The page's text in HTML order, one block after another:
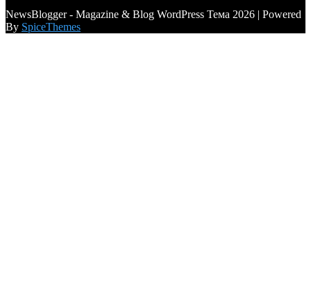
NewsBlogger - Magazine & Blog WordPress Тема 2026 | Powered
By SpiceThemes